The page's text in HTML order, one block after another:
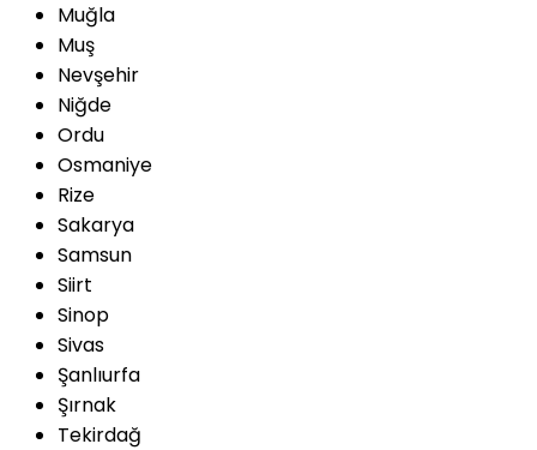
Muğla
Muş
Nevşehir
Niğde
Ordu
Osmaniye
Rize
Sakarya
Samsun
Siirt
Sinop
Sivas
Şanlıurfa
Şırnak
Tekirdağ